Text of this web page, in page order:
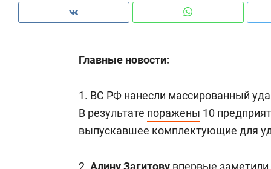
Главные новости:
1. ВС РФ нанесли массированный
В результате поражены 10
выпускавшее комплектующие для
2. Алину Загитову впервые заметили
Как ГК «МИР ГРУПП» и ВТБ
создают оазис жилого
ID вместо